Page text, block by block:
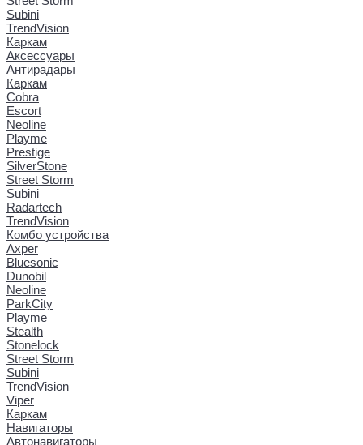
Subini
TrendVision
Каркам
Аксессуары
Антирадары
Каркам
Cobra
Escort
Neoline
Playme
Prestige
SilverStone
Street Storm
Subini
Radartech
TrendVision
Комбо устройства
Axper
Bluesonic
Dunobil
Neoline
ParkCity
Playme
Stealth
Stonelock
Street Storm
Subini
TrendVision
Viper
Каркам
Навигаторы
Автонавигаторы